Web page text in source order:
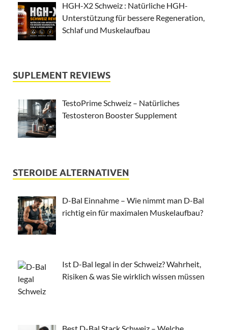
HGH-X2 Schweiz : Natürliche HGH-
Unterstützung für bessere Regeneration,
Schlaf und Muskelaufbau
SUPLEMENT REVIEWS
TestoPrime Schweiz – Natürliches
Testosteron Booster Supplement
STEROIDE ALTERNATIVEN
D-Bal Einnahme – Wie nimmt man D-Bal
richtig ein für maximalen Muskelaufbau?
Ist D-Bal legal in der Schweiz? Wahrheit,
Risiken & was Sie wirklich wissen müssen